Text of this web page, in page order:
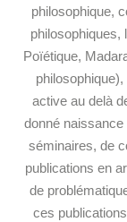
philosophique,
philosophiques,
Poïétique,
active au delà
donné
séminaires, de
publications en
de
ces